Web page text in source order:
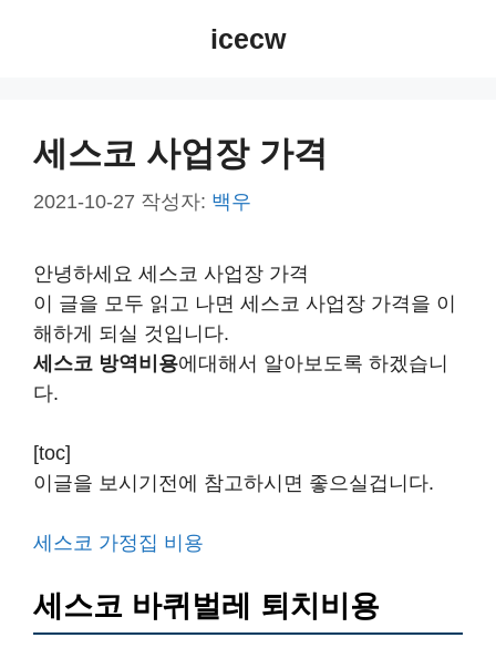
icecw
세스코 사업장 가격
2021-10-27 작성자: 백우
안녕하세요 세스코 사업장 가격
이 글을 모두 읽고 나면 세스코 사업장 가격을 이
해하게 되실 것입니다.
세스코 방역비용에대해서 알아보도록 하겠습니
다.
[toc]
이글을 보시기전에 참고하시면 좋으실겁니다.
세스코 가정집 비용
세스코 바퀴벌레 퇴치비용